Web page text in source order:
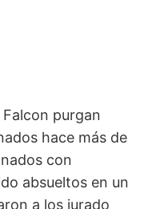
purgan
hace más de
con
absueltos en un
a los jurado